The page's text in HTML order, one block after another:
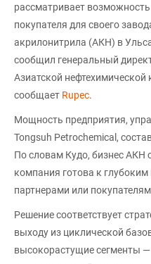
рассматривает
покупателя для своего
акрилонитрила (АКН) в
сообщил генеральный
Азиатской
сообщает Rupec.
Мощность предприятия,
Tongsuh Petrochemical,
По словам Кудо, бизнес АКН
компания готова к
партнерами или
Решение соответствует
выходу из циклической
высокорастущие сегменты